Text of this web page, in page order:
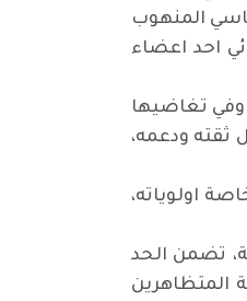
المنهوب
احد اعضاء
وفي تغاضيها
ودعمه،
اولوياته،
تضمن الحد
المتظاهرين